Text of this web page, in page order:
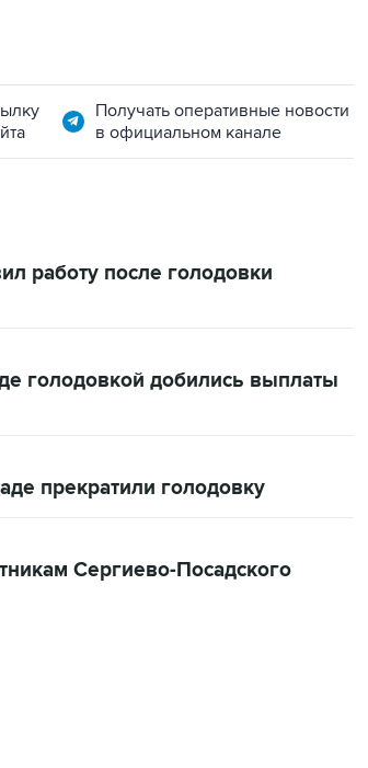
Получать оперативные новости
в официальном канале
работу после голодовки
голодовкой добились выплаты
прекратили голодовку
Сергиево-Посадского